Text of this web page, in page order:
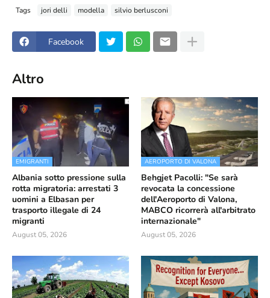
Tags jori delli modella silvio berlusconi
Facebook
Altro
EMIGRANTI
Albania sotto pressione sulla
rotta migratoria: arrestati 3
uomini a Elbasan per
trasporto illegale di 24
migranti
August 05, 2026
AEROPORTO DI VALONA
Behgjet Pacolli: "Se sarà
revocata la concessione
dell'Aeroporto di Valona,
MABCO ricorrerà all'arbitrato
internazionale"
August 05, 2026